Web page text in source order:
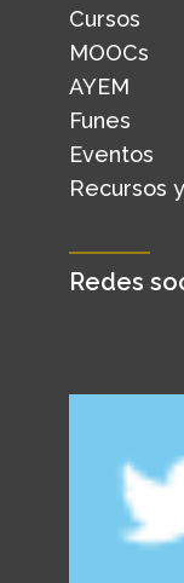
Cursos
MOOCs
AYEM
Funes
Eventos
Recursos
Redes